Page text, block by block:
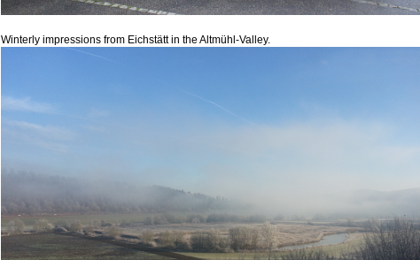
Winterly impressions from Eichstätt in the Altmühl-Valley.